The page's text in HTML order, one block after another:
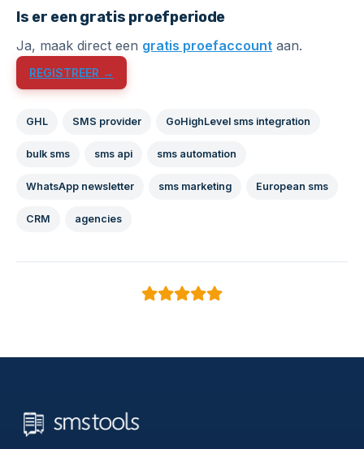
Is er een gratis proefperiode
Ja, maak direct een gratis proefaccount aan.
REGISTREER →
GHL SMS provider GoHighLevel sms integration
bulk sms sms api sms automation
WhatsApp newsletter sms marketing European sms
CRM agencies